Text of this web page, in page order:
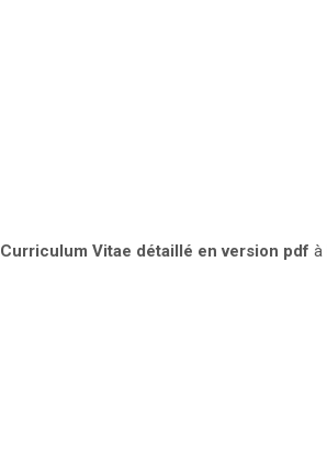
Curriculum Vitae détaillé en version pdf à